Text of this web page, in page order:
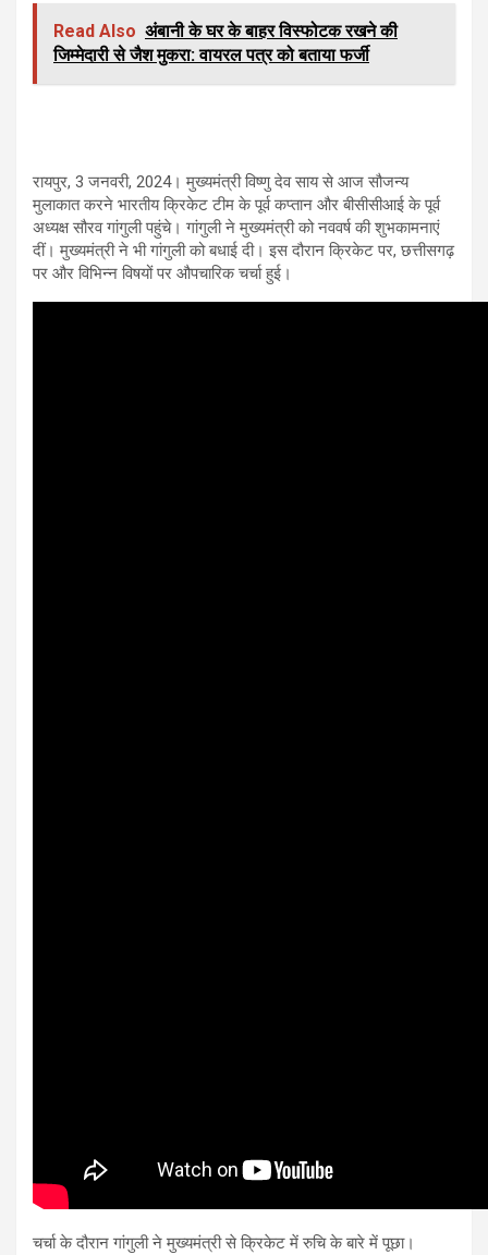
Read Also अंबानी के घर के बाहर विस्फोटक रखने की
जिम्मेदारी से जैश मुकरा: वायरल पत्र को बताया फर्जी
रायपुर, 3 जनवरी, 2024। मुख्यमंत्री विष्णु देव साय से आज सौजन्य
मुलाकात करने भारतीय क्रिकेट टीम के पूर्व कप्तान और बीसीसीआई के पूर्व
अध्यक्ष सौरव गांगुली पहुंचे। गांगुली ने मुख्यमंत्री को नववर्ष की शुभकामनाएं
दीं। मुख्यमंत्री ने भी गांगुली को बधाई दी। इस दौरान क्रिकेट पर, छत्तीसगढ़
पर और विभिन्न विषयों पर औपचारिक चर्चा हुई।
चर्चा के दौरान गांगुली ने मुख्यमंत्री से क्रिकेट में रुचि के बारे में पूछा।